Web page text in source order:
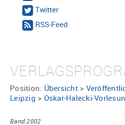
Twitter
RSS-Feed
Position: Übersicht>
Leipzig > Oskar-Halecki-
Band 2002